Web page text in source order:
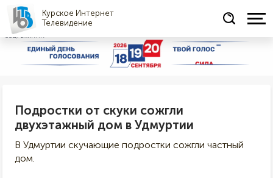
Курское Интернет
Телевидение
СОЦРЕКЛАМА
Подростки от скуки сожгли
двухэтажный дом в Удмуртии
В Удмуртии скучающие подростки сожгли частный
дом.